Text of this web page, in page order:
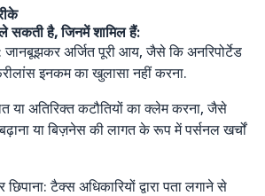
ले सकती है, जिनमें शामिल हैं:
जानबूझकर अर्जित पूरी आय, जैसे कि अनरिपोर्टेड
इनकम का खुलासा नहीं करना.
या अतिरिक्त कटौतियों का क्लेम करना, जैसे
या बिज़नेस की लागत के रूप में पर्सनल खर्चों
टैक्स अधिकारियों द्वारा पता लगाने से